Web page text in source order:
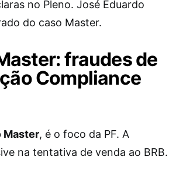
no Pleno. José Eduardo
do caso Master.
fraudes de
Compliance
Master, é o foco da PF. A
na tentativa de venda ao BRB.